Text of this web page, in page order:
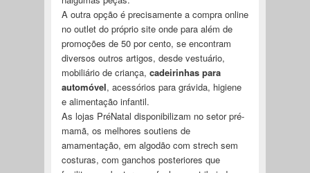
A outra opção é precisamente a compra online
no outlet do próprio site onde para além de
promoções de 50 por cento, se encontram
diversos outros artigos, desde vestuário,
mobiliário de criança, cadeirinhas para
automóvel, acessórios para grávida, higiene
e alimentação infantil.
As lojas PréNatal disponibilizam no setor pré-
mamã, os melhores soutiens de
amamentação, em algodão com strech sem
costuras, com ganchos posteriores que